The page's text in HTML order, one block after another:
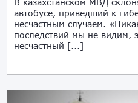
В казахстанском МВД
автобусе, приведший к
несчастным случаем.
последствий мы не видим,
несчастный [...]